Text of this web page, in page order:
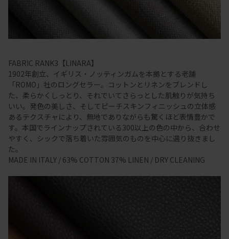
FABRIC RANK3【LINARA】
1902年創立、イギリス・ノッティンガムを本拠とする老舗
「ROMO」社のロングセラー。コットンとリネンをブレンドし
た、柔らかくしっとり、それでいてさらっとした肌触りが気持ち
いい。発色の美しさ、そしてピーチスキンフィニッシュの立体感
あるテクスチャにより、無地でありながらも驚くほど表情豊かで
す。本国でラインナップされている300以上の色の中から、合わせ
やすく、シックで落ち着いた雰囲気のものを中心に選り抜きまし
た。
MADE IN ITALY / 63% COTTON 37% LINEN / DRY CLEANING